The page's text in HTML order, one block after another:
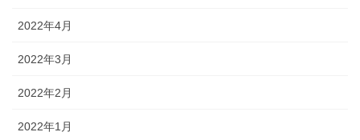
2022年4月
2022年3月
2022年2月
2022年1月